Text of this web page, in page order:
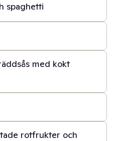
spaghetti
med kokt
rotfrukter och